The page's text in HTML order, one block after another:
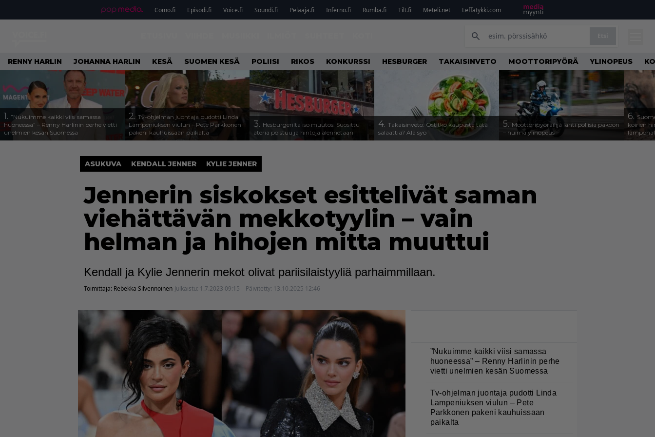
Como.fi Episodi.fi Voice.fi Soundi.fi Pelaaja.fi Inferno.fi Rumba.fi Tilt.fi Meteli.net Leffatykki.com
RENNY HARLIN JOHANNA HARLIN KESÄ SUOMEN KESÄ POLIISI RIKOS KONKURSSI HESBURGER TAKAISINVETO MOOTTORIPYÖRÄ YLINOPEUS
1. ”Nukuimme kaikki viisi samassa
huoneessa” – Renny Harlinin perhe vietti
unelmien kesän Suomessa
2. Tv-ohjelman juontaja pudotti Linda
Lampeniuksen viulun – Pete Parkkonen
pakeni kauhuissaan paikalta
3. Hesburgerilta iso muutos: Suosittu
ateria poistuu ja hintoja alennetaan
4. Takaisinveto: Ostitko kaupasta tätä
salaattia? Älä syö
5. Moottoripyöräilijä lähti poliisia pakoon
– huima ylinopeus
6.
koirien
ASUKUVA KENDALL JENNER KYLIE JENNER
Jennerin siskokset esittelivät saman
viehättävän mekkotyylin – vain
helman ja hihojen mitta muuttui
Kendall ja Kylie Jennerin mekot olivat pariisilaistyyliä parhaimmillaan.
Toimittaja: Rebekka Silvennoinen Julkaistu: 1.7.2023 09:15 Päivitetty: 13.10.2025 12:46
”Nukuimme kaikki viisi samassa
huoneessa” – Renny Harlinin perhe
vietti unelmien kesän Suomessa
Tv-ohjelman juontaja pudotti Linda
Lampeniuksen viulun – Pete
Parkkonen pakeni kauhuissaan
paikalta